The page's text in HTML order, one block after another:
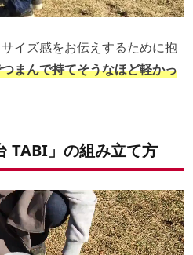
イズ感をお伝えするために抱
まんで持てそうなほど軽かっ
TABI」の組み立て方